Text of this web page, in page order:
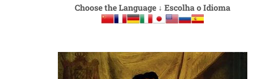
Choose the Language ↓Escolha o Idioma